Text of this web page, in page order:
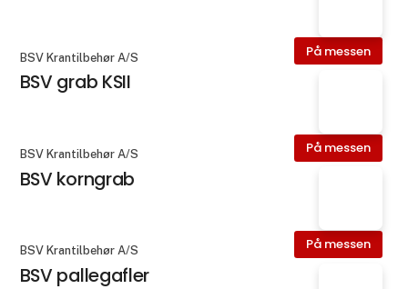
På messen
BSV Krantilbehør A/S
BSV grab KSII
På messen
BSV Krantilbehør A/S
BSV korngrab
På messen
BSV Krantilbehør A/S
BSV pallegafler